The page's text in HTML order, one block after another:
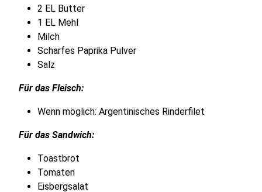
2 EL Butter
1 EL Mehl
Milch
Scharfes Paprika Pulver
Salz
Für das Fleisch:
Wenn möglich: Argentinisches Rinderfilet
Für das Sandwich:
Toastbrot
Tomaten
Eisbergsalat